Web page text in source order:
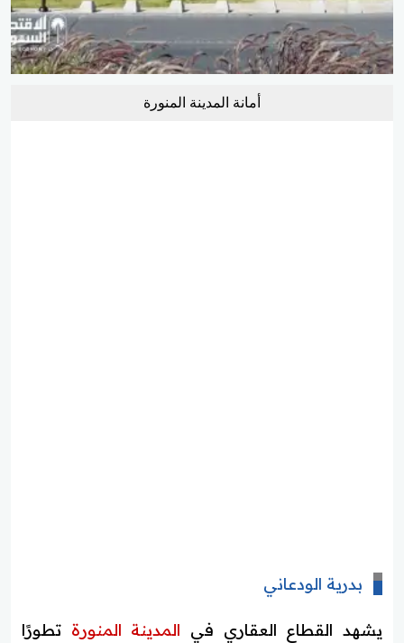
أمانة المدينة المنورة
بدرية الودعاني
يشهد القطاع العقاري في المدينة المنورة تطورًا